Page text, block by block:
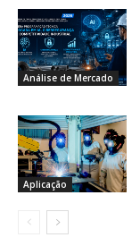
Análise de Mercado
Aplicação